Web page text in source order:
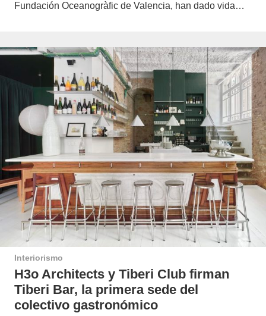
Fundación Oceanogràfic de Valencia, han dado vida…
Interiorismo
H3o Architects y Tiberi Club firman
Tiberi Bar, la primera sede del
colectivo gastronómico